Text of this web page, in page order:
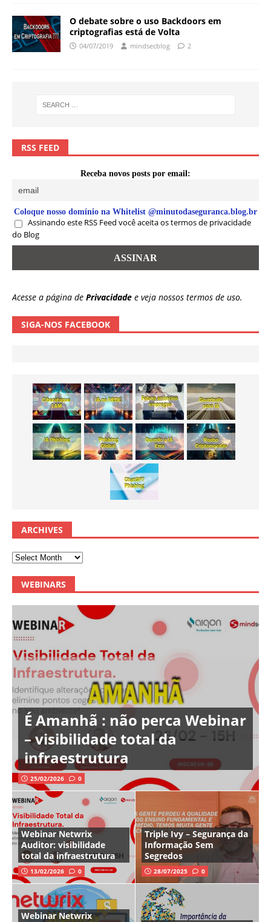
O debate sobre o uso Backdoors em
criptografias está de Volta
04/07/2019 mindsecblog 2
RSS FEED
Receba novos posts por email:
Coloque nosso domínio na Whitelist @minutodaseguranca.blog.br
Assinando este RSS Feed você aceita os termos de privacidade
do Blog
Acesse a página de Privacidade e veja nossos termos de uso.
SIGA-NOS FACEBOOK
ARCHIVES
WEBINARS
É Amanhã : não perca Webinar
– visibilidade total da
infraestrutura
25/02/2026 0
Webinar Netwrix
Auditor: visibilidade
total da infraestrutura
13/02/2026 0
Triple Ivy – Segurança da
Informação Sem
Segredos
28/07/2025 0
Webinar Netwrix